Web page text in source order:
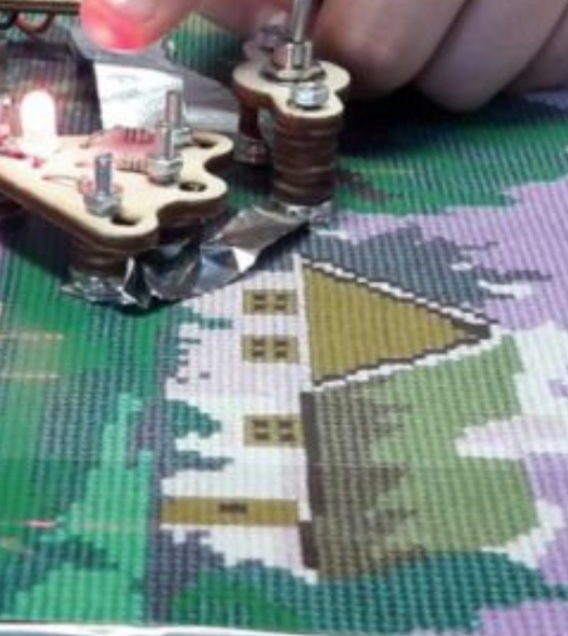
a
il
SEARCH
Search
for:
LEGGI ALTRE NEWS
La Lucentezza srl a lavoro per il più
grande acquedotto d’Europa,
l’Acquedotto Pugliese
Al via il servizio di Lucentezza per i
PVP (punti vaccinali di popolazione) di
Altamura e Terlizzi